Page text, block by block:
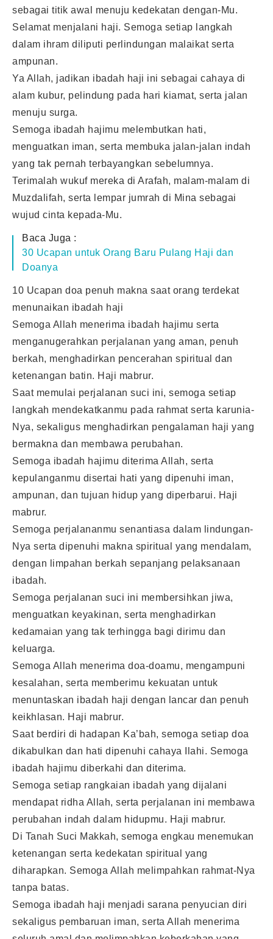
sebagai titik awal menuju kedekatan dengan-Mu.
Selamat menjalani haji. Semoga setiap langkah
dalam ihram diliputi perlindungan malaikat serta
ampunan.
Ya Allah, jadikan ibadah haji ini sebagai cahaya di
alam kubur, pelindung pada hari kiamat, serta jalan
menuju surga.
Semoga ibadah hajimu melembutkan hati,
menguatkan iman, serta membuka jalan-jalan indah
yang tak pernah terbayangkan sebelumnya.
Terimalah wukuf mereka di Arafah, malam-malam di
Muzdalifah, serta lempar jumrah di Mina sebagai
wujud cinta kepada-Mu.
Baca Juga :
30 Ucapan untuk Orang Baru Pulang Haji dan
Doanya
10 Ucapan doa penuh makna saat orang terdekat
menunaikan ibadah haji
Semoga Allah menerima ibadah hajimu serta
menganugerahkan perjalanan yang aman, penuh
berkah, menghadirkan pencerahan spiritual dan
ketenangan batin. Haji mabrur.
Saat memulai perjalanan suci ini, semoga setiap
langkah mendekatkanmu pada rahmat serta karunia-
Nya, sekaligus menghadirkan pengalaman haji yang
bermakna dan membawa perubahan.
Semoga ibadah hajimu diterima Allah, serta
kepulanganmu disertai hati yang dipenuhi iman,
ampunan, dan tujuan hidup yang diperbarui. Haji
mabrur.
Semoga perjalananmu senantiasa dalam lindungan-
Nya serta dipenuhi makna spiritual yang mendalam,
dengan limpahan berkah sepanjang pelaksanaan
ibadah.
Semoga perjalanan suci ini membersihkan jiwa,
menguatkan keyakinan, serta menghadirkan
kedamaian yang tak terhingga bagi dirimu dan
keluarga.
Semoga Allah menerima doa-doamu, mengampuni
kesalahan, serta memberimu kekuatan untuk
menuntaskan ibadah haji dengan lancar dan penuh
keikhlasan. Haji mabrur.
Saat berdiri di hadapan Ka’bah, semoga setiap doa
dikabulkan dan hati dipenuhi cahaya Ilahi. Semoga
ibadah hajimu diberkahi dan diterima.
Semoga setiap rangkaian ibadah yang dijalani
mendapat ridha Allah, serta perjalanan ini membawa
perubahan indah dalam hidupmu. Haji mabrur.
Di Tanah Suci Makkah, semoga engkau menemukan
ketenangan serta kedekatan spiritual yang
diharapkan. Semoga Allah melimpahkan rahmat-Nya
tanpa batas.
Semoga ibadah haji menjadi sarana penyucian diri
sekaligus pembaruan iman, serta Allah menerima